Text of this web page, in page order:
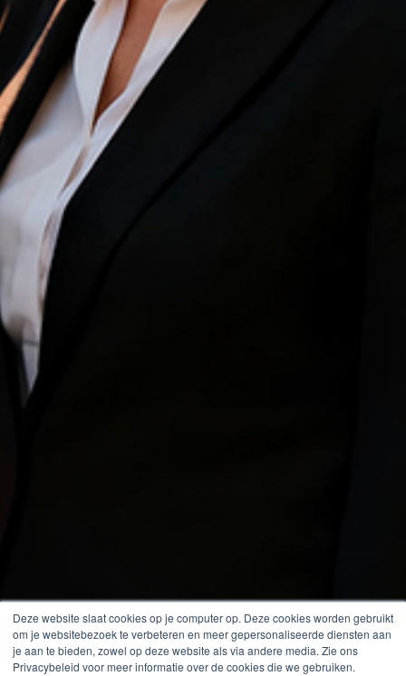
Deze website slaat cookies op je computer op. Deze cookies worden gebruikt
om je websitebezoek te verbeteren en meer gepersonaliseerde diensten aan
je aan te bieden, zowel op deze website als via andere media. Zie ons
Privacybeleid voor meer informatie over de cookies die we gebruiken.